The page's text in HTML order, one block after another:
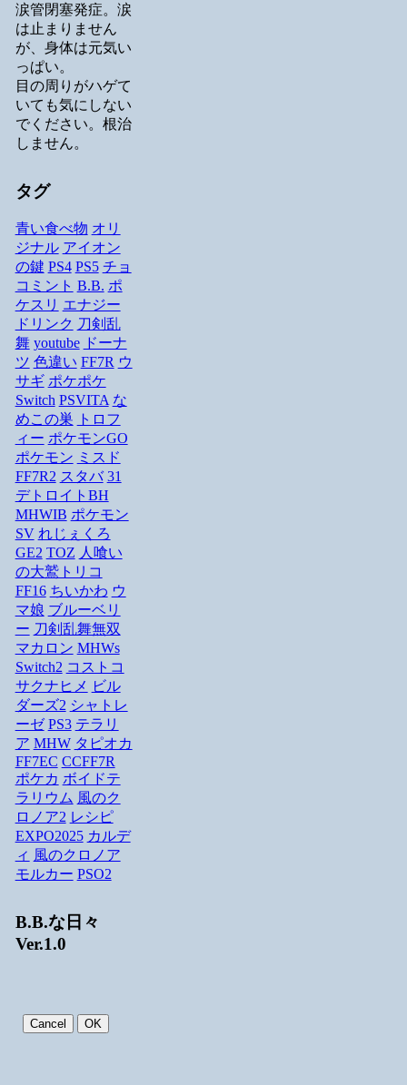
涙管閉塞発症。涙
は止まりません
が、身体は元気い
っぱい。
目の周りがハゲて
いても気にしない
でください。根治
しません。
タグ
青い食べ物 オリ
ジナル アイオン
の鍵 PS4 PS5 チョ
コミント B.B. ポ
ケスリ エナジー
ドリンク 刀剣乱
舞 youtube
ドーナ
ツ 色違い FF7R ウ
サギ ポケポケ
Switch PSVITA な
めこの巣
トロフ
ィー ポケモンGO
ポケモン ミスド
FF7R2 スタバ 31
デトロイトBH
MHWIB ポケモン
SV れじぇくろ
GE2 TOZ 人喰い
の大鷲トリコ
FF16 ちいかわ ウ
マ娘 ブルーベリ
ー 刀剣乱舞無双
マカロン MHWs
Switch2 コストコ
サクナヒメ ビル
ダーズ2 シャトレ
ーゼ PS3 テラリ
ア MHW タピオカ
FF7EC CCFF7R
ポケカ ボイドテ
ラリウム 風のク
ロノア2 レシピ
EXPO2025 カルデ
ィ 風のクロノア
モルカー PSO2
B.B.な日々
Ver.1.0